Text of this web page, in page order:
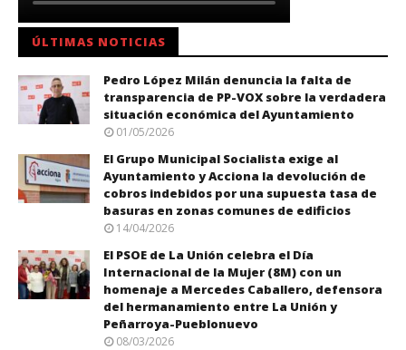
ÚLTIMAS NOTICIAS
Pedro López Milán denuncia la falta de
transparencia de PP-VOX sobre la verdadera
situación económica del Ayuntamiento
01/05/2026
El Grupo Municipal Socialista exige al
Ayuntamiento y Acciona la devolución de
cobros indebidos por una supuesta tasa de
basuras en zonas comunes de edificios
14/04/2026
El PSOE de La Unión celebra el Día
Internacional de la Mujer (8M) con un
homenaje a Mercedes Caballero, defensora
del hermanamiento entre La Unión y
Peñarroya-Pueblonuevo
08/03/2026